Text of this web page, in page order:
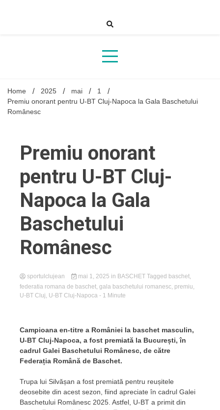
Home 2025 mai
1
Premiu onorant pentru U-BT Cluj-Napoca la Gala Baschetului
Românesc
Premiu onorant
pentru U-BT Cluj-
Napoca la Gala
Baschetului
Românesc
sportulclujean mai 1, 2025 in BASCHET Tagged baschet,
federatia romana de baschet, gala baschetului romanesc, premiu,
U-BT Cluj, U-BT Cluj-Napoca - 1 Minute
Campioana en-titre a României la baschet masculin,
U-BT Cluj-Napoca, a fost premiată la București, în
cadrul Galei Baschetului Românesc, de către
Federația Română de Baschet.
Trupa lui Silvășan a fost premiată pentru reușitele
deosebite din acest sezon, fiind apreciate în cadrul Galei
Baschetului Românesc 2025. Astfel, U-BT a primit din